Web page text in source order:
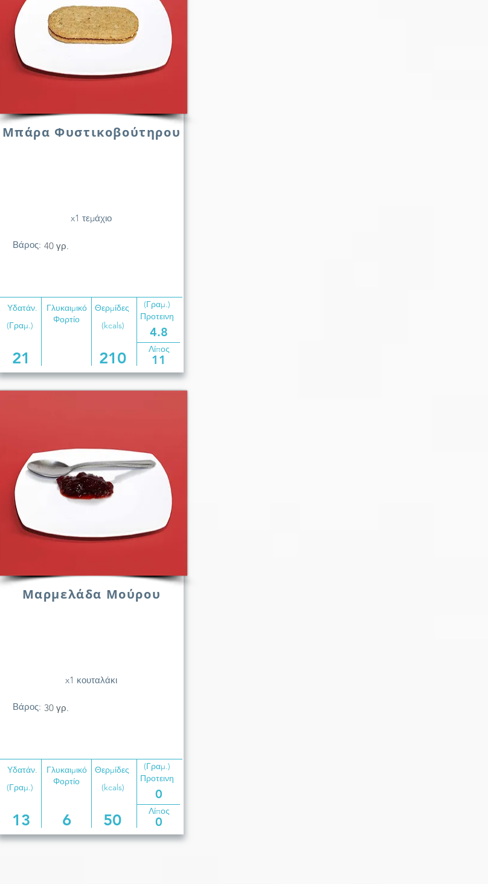
Μπάρα Φυστικοβούτηρου
x1 τεμάχιο
Βάρος: 40 γρ.
Υδατάν.
Γλυκαιμικό
Φορτίο
(Γραμ.)
Θερμίδες
(kcals)
Προτεινη
4.8
(Γραμ.)
21 210 Λίπος
11
Μαρμελάδα Μούρου
x1 κουταλάκι
Βάρος: 30 γρ.
Υδατάν.
Γλυκαιμικό
Φορτίο
(Γραμ.)
Θερμίδες
(kcals)
Προτεινη
0
(Γραμ.)
13 6 50 Λίπος
0